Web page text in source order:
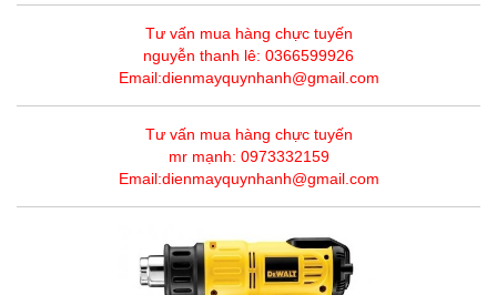
Tư vấn mua hàng chực tuyến
nguyễn thanh lê: 0366599926
Email:dienmayquynhanh@gmail.com
Tư vấn mua hàng chực tuyến
mr mạnh: 0973332159
Email:dienmayquynhanh@gmail.com